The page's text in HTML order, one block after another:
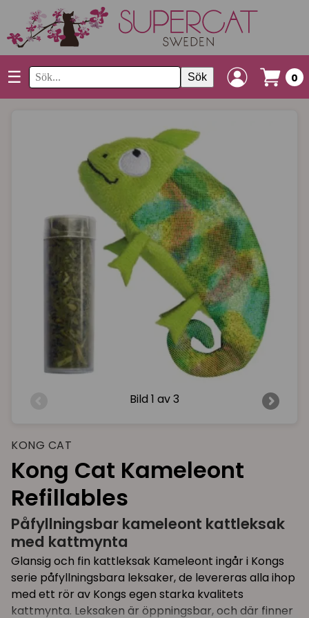
☰ Sök 0
Bild 1 av 3
KONG CAT
Kong Cat Kameleont
Refillables
Påfyllningsbar kameleont kattleksak
med kattmynta
Glansig och fin kattleksak Kameleont ingår i Kongs
serie påfyllningsbara leksaker, de levereras alla ihop
med ett rör av Kongs egen starka kvalitets
kattmynta. Leksaken är öppningsbar, och där finner